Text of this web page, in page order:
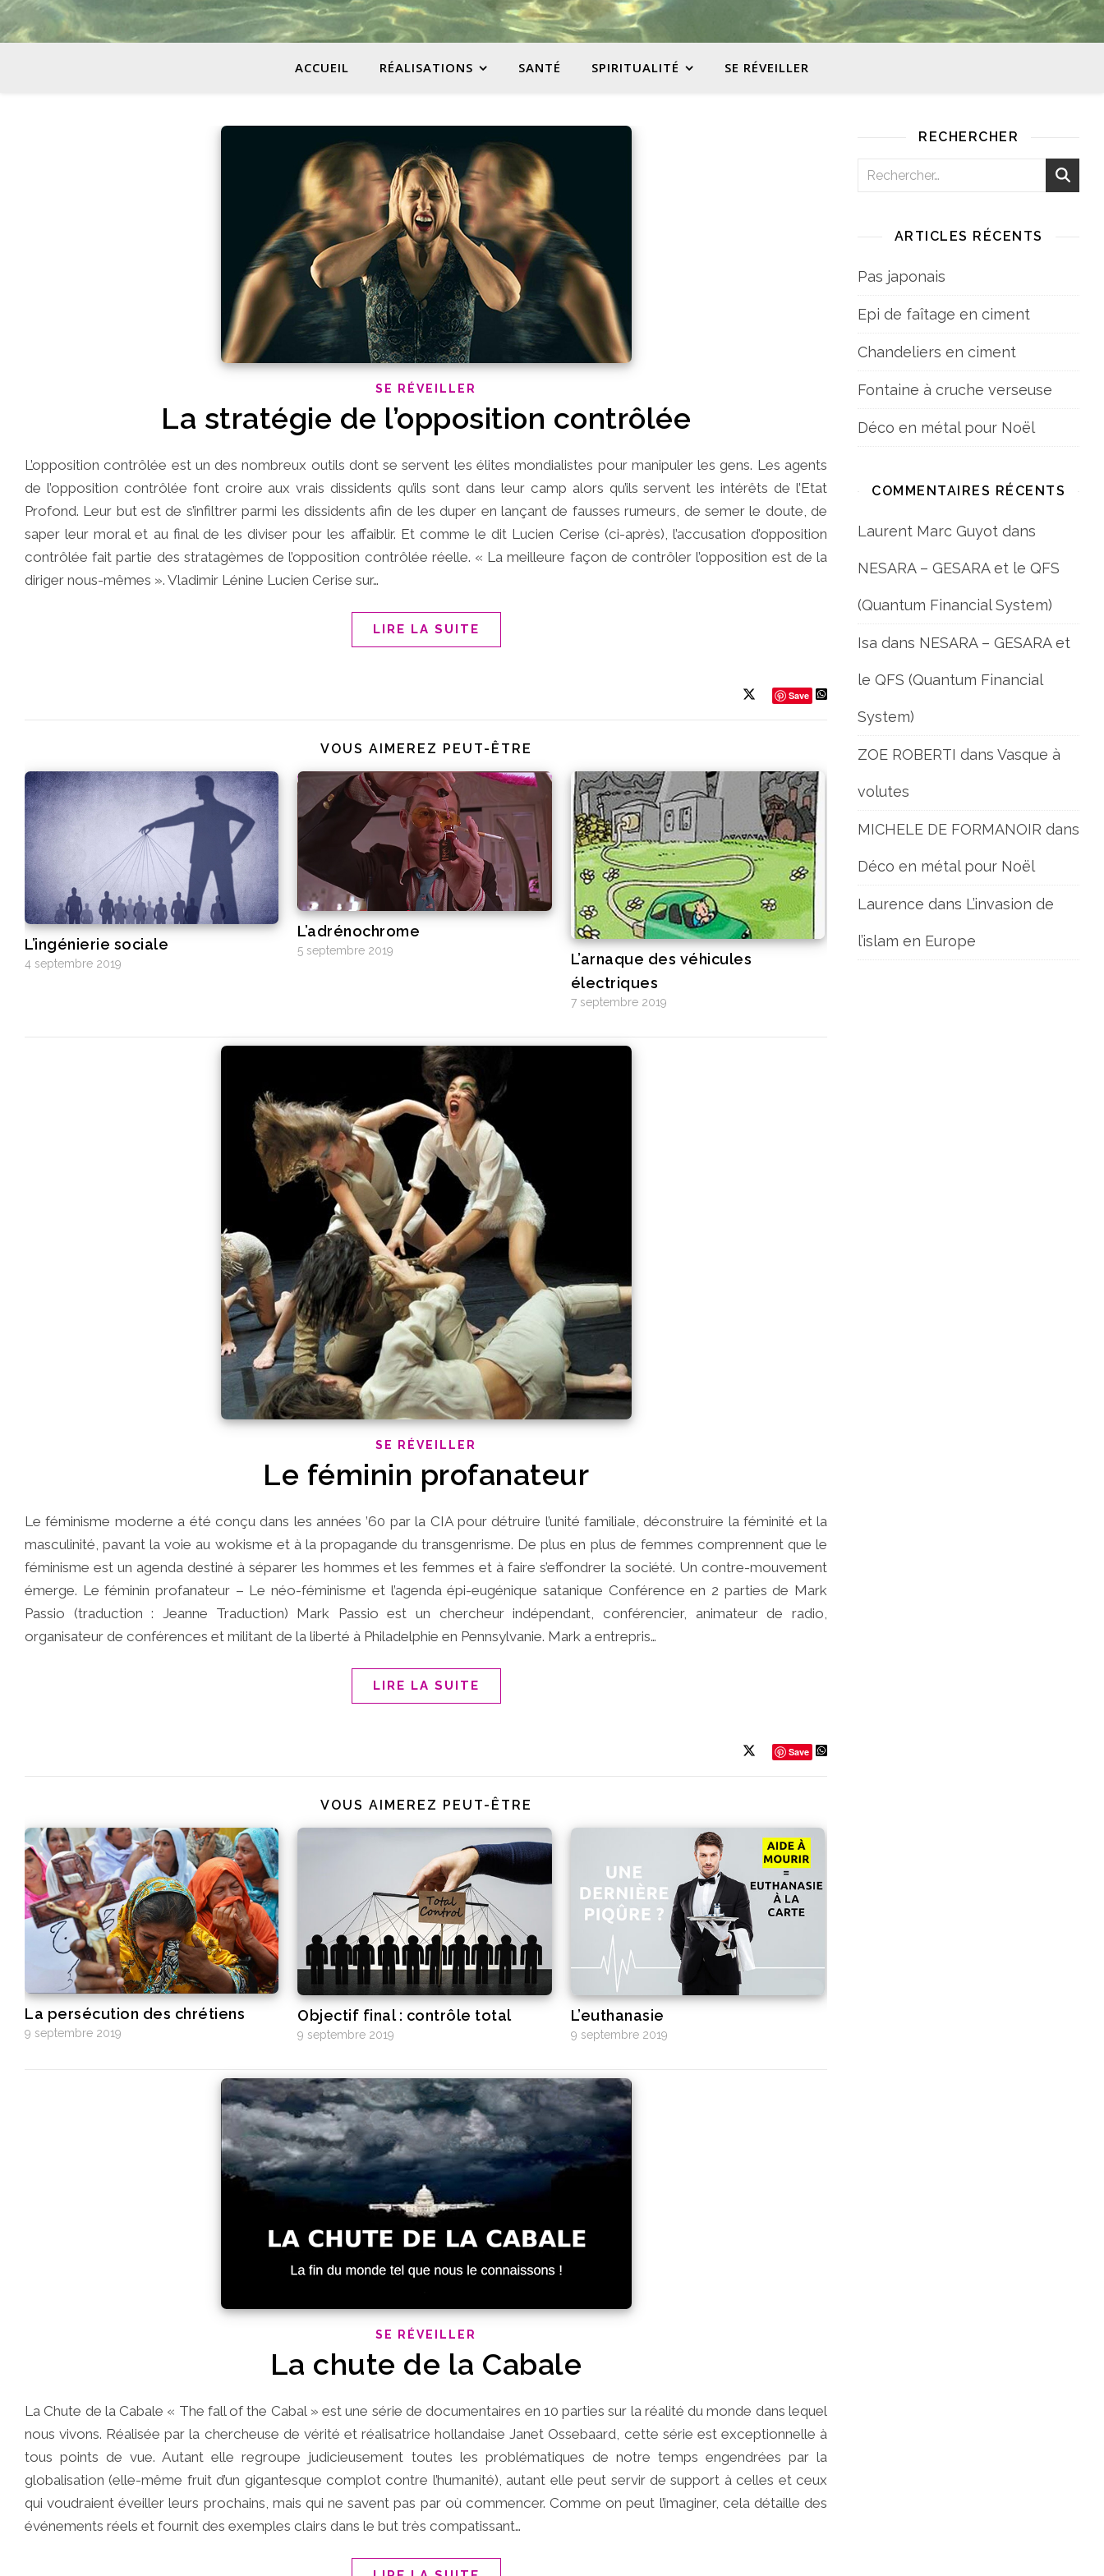
ACCUEIL RÉALISATIONS SANTÉ SPIRITUALITÉ SE RÉVEILLER
SE RÉVEILLER
La stratégie de l’opposition contrôlée
L’opposition contrôlée est un des nombreux outils dont se servent les élites mondialistes pour manipuler les gens. Les agents
de l’opposition contrôlée font croire aux vrais dissidents qu’ils sont dans leur camp alors qu’ils servent les intérêts de l’Etat
Profond. Leur but est de s’infiltrer parmi les dissidents afin de les duper en lançant de fausses rumeurs, de semer le doute, de
saper leur moral et au final de les diviser pour les affaiblir. Et comme le dit Lucien Cerise (ci-après), l’accusation d’opposition
contrôlée fait partie des stratagèmes de l’opposition contrôlée réelle. « La meilleure façon de contrôler l’opposition est de la
diriger nous-mêmes ». Vladimir Lénine Lucien Cerise sur…
LIRE LA SUITE
Save
VOUS AIMEREZ PEUT-ÊTRE
L’ingénierie sociale
4 septembre 2019
L’adrénochrome
5 septembre 2019
L’arnaque des véhicules
électriques
7 septembre 2019
SE RÉVEILLER
Le féminin profanateur
Le féminisme moderne a été conçu dans les années ’60 par la CIA pour détruire l’unité familiale, déconstruire la féminité et la
masculinité, pavant la voie au wokisme et à la propagande du transgenrisme. De plus en plus de femmes comprennent que le
féminisme est un agenda destiné à séparer les hommes et les femmes et à faire s’effondrer la société. Un contre-mouvement
émerge. Le féminin profanateur – Le néo-féminisme et l’agenda épi-eugénique satanique Conférence en 2 parties de Mark
Passio (traduction : Jeanne Traduction) Mark Passio est un chercheur indépendant, conférencier, animateur de radio,
organisateur de conférences et militant de la liberté à Philadelphie en Pennsylvanie. Mark a entrepris…
LIRE LA SUITE
Save
VOUS AIMEREZ PEUT-ÊTRE
La persécution des chrétiens
9 septembre 2019
Objectif final : contrôle total
9 septembre 2019
L’euthanasie
9 septembre 2019
SE RÉVEILLER
La chute de la Cabale
La Chute de la Cabale « The fall of the Cabal » est une série de documentaires en 10 parties sur la réalité du monde dans lequel
nous vivons. Réalisée par la chercheuse de vérité et réalisatrice hollandaise Janet Ossebaard, cette série est exceptionnelle à
tous points de vue. Autant elle regroupe judicieusement toutes les problématiques de notre temps engendrées par la
globalisation (elle-même fruit d’un gigantesque complot contre l’humanité), autant elle peut servir de support à celles et ceux
qui voudraient éveiller leurs prochains, mais qui ne savent pas par où commencer. Comme on peut l’imaginer, cela détaille des
événements réels et fournit des exemples clairs dans le but très compatissant…
RECHERCHER
ARTICLES RÉCENTS
Pas japonais
Epi de faîtage en ciment
Chandeliers en ciment
Fontaine à cruche verseuse
Déco en métal pour Noël
COMMENTAIRES RÉCENTS
Laurent Marc Guyot dans
NESARA – GESARA et le QFS
(Quantum Financial System)
Isa dans NESARA – GESARA et
le QFS (Quantum Financial
System)
ZOE ROBERTI dans Vasque à
volutes
MICHELE DE FORMANOIR dans
Déco en métal pour Noël
Laurence dans L’invasion de
l’islam en Europe